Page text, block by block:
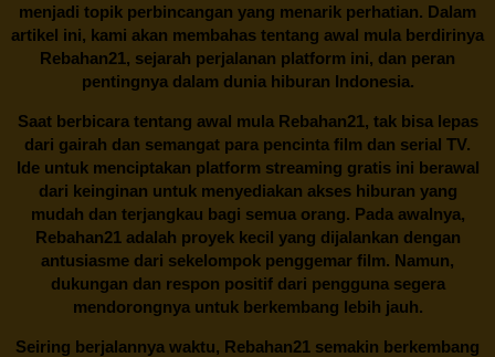
menjadi topik perbincangan yang menarik perhatian. Dalam
artikel ini, kami akan membahas tentang awal mula berdirinya
Rebahan21, sejarah perjalanan platform ini, dan peran
pentingnya dalam dunia hiburan Indonesia.
Saat berbicara tentang awal mula Rebahan21, tak bisa lepas
dari gairah dan semangat para pencinta film dan serial TV.
Ide untuk menciptakan platform streaming gratis ini berawal
dari keinginan untuk menyediakan akses hiburan yang
mudah dan terjangkau bagi semua orang. Pada awalnya,
Rebahan21 adalah proyek kecil yang dijalankan dengan
antusiasme dari sekelompok penggemar film. Namun,
dukungan dan respon positif dari pengguna segera
mendorongnya untuk berkembang lebih jauh.
Seiring berjalannya waktu, Rebahan21 semakin berkembang